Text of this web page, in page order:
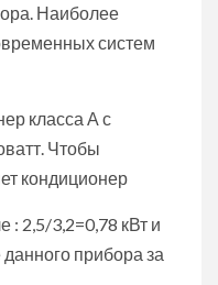
Наиболее
систем
класса А с
Чтобы
кондиционер
2,5/3,2=0,78 кВт и
прибора за